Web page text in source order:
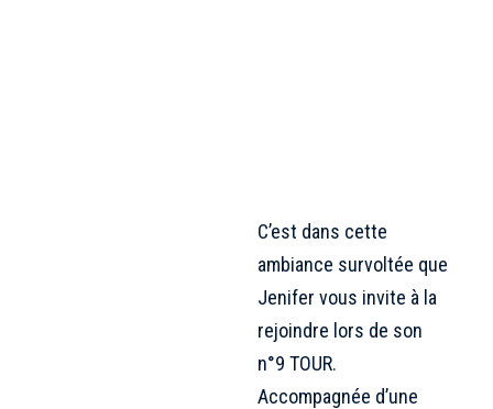
C’est dans cette
ambiance survoltée que
Jenifer vous invite à la
rejoindre lors de son
n°9 TOUR.
Accompagnée d’une